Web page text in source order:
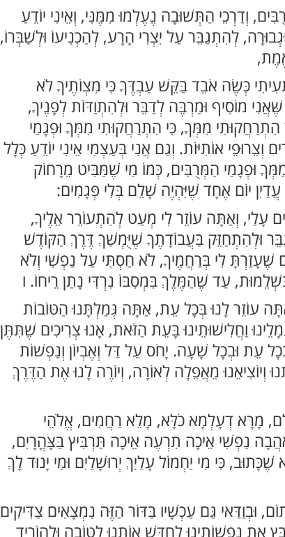
וְדַרְכֵי הַתְּשׁוּבָה נֶעֶלְמוּ מִמֶּנִּי, וְאֵינִי יוֹדֵעַ
לְהִתְגַבֵּר עַל יִצְרִי הָרָע, לְהַכְנִיעוֹ וּלְשַׁבְּרוֹ,
כְּשֶׂה אֹבֵד בַּקֵּשׁ עַבְדֶּךָ כִּי מִצְוֹתֶיךָ לֹא
מוֹסִיף וּמַרְבֶּה לְדַבֵּר וּלְהִתְוַדּוֹת לְפָנֶיךָ,
מִמְּךָ, כִּי הִתְרַחֲקוּתִי מִמְּךָ וּפְגָמַי
אוֹתִיּוֹת. וְגַם אֲנִי בְּעַצְמִי אֵינִי יוֹדֵעַ כְּלָל
וּפְגָמַי הַמְּרֻבִּים, כְּמוֹ מִי שֶׁמַּבִּיט מֵרָחוֹק
יוֹם אֶחָד שֶׁיִּהְיֶה שָׁלֵם בְּלִי פְּגָמִים:
עָלַי, וְאַתָּה עוֹזֵר לִי מְעַט לְהִתְעוֹרֵר אֵלֶיךָ,
וּלְהִתְחַזֵּק בַּעֲבוֹדָתֶךָ שֶׁיֻּמְשַׁךְ דֶּרֶךְ הַקּוֹדֶשׁ
שֶׁעָזַרְתָּ לִי בְּרַחֲמֶיךָ, לֹא חַסְתִּי עַל נַפְשִׁי וְלֹא
עַד שֶׁהַמֶּלֶךְ בִּמְסִבּוֹ נִרְדִּי נָתַן רֵיחוֹ. ו
עוֹזֵר לָנוּ בְּכָל עֵת, אַתָּה גְּמַלְתָּנוּ הַטּוֹבוֹת
וַחֲלִישׁוּתֵינוּ בָּעֵת הַזֹּאת, אָנוּ צְרִיכִים שֶׁתִּתֶּן
עֵת וּבְכָל שָׁעָה. יָחֹס עַל דַּל וְאֶבְיוֹן וְנַפְשׁוֹת
וְיוֹצִיאֵנוּ מֵאֲפֵלָה לְאוֹרָה, וְיוֹרֶה לָנוּ אֶת הַדֶּרֶךְ
מָרָא דְעָלְמָא כֹלָּא, מָלֵא רַחֲמִים, אֱלֹהֵי
נַפְשִׁי אֵיכָה תִרְעֶה אֵיכָה תַּרְבִּיץ בַּצָּהֳרָיִם,
כִּי מִי יַחְמוֹל עָלַיִךְ יְרוּשָׁלַיִם וּמִי יָנוּד לָךְ
וּבְוַדַּאי גַּם עַכְשָׁיו בַּדּוֹר הַזֶּה נִמְצָאִים צַדִּיקִים
נַפְשׁוֹתֵינוּ לְחַדֵּשׁ אוֹתָנוּ לְטוֹבָה וּלְהוֹרִיד